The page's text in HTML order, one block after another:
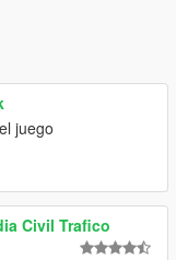
juego
Civil Trafico